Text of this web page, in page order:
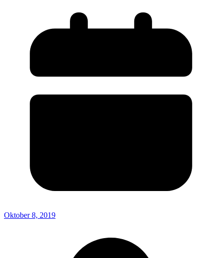
Oktober 8, 2019